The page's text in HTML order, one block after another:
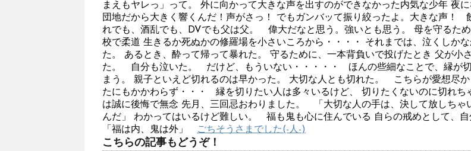
まえもヤレっ」って。 外に向かって大きな声を出すのができなかった内気な少年 夜に
団地だから大きく響くんだ！声がさっ！ でもガンバッて振り絞ったよ。大きな声！
れでも、酒乱でも、DVでも父は父。 偉大だなと思う。強いとも思う。 母を守るた
校で柔道 生きるか死ぬかの修羅場を小さいころから・・・・ それまでは、泣くしかな
た。 あるとき、酔って帰って暴れた。 守るために、一本背負いで投げたとき 父が小
た。 自分も泣いた。 だけど、もういない・・・・・ ほんの些細なことで、縁が
まう。 親子といえど切れるのは早かった。 大切な人とも切れた。 こちらが愛想尽か
たにもかかわらず・・・ 縁を切りたい人は多々いるけど、 切りたくないのに切れち
は誠に後悔で無念 先月、三回忌おわりました。 「大切な人の手は、決して放しちゃ
んだ」 わかってはいるけど難しい。 福も鬼も心に住んでいる 自らの戒めとして、自
「福は内、鬼は外」
ごちそうさまでした(-人-)
こちらの記事もどうぞ！